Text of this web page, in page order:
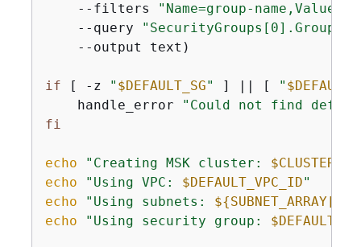
    --filters
"Name=group-
    --query
"SecurityGroups[0].GroupId"
    --output text)
if [ -z " $DEFAULT_SG" ] || [ "
    handle_error
"Could not find
fi
echo "Creating MSK cluster:
echo
"Using VPC: $DEFAULT_VPC_ID"
echo
"Using subnets: ${SUBNET_ARRAY[0]}
echo
"Using security group: $DEFAULT_SG